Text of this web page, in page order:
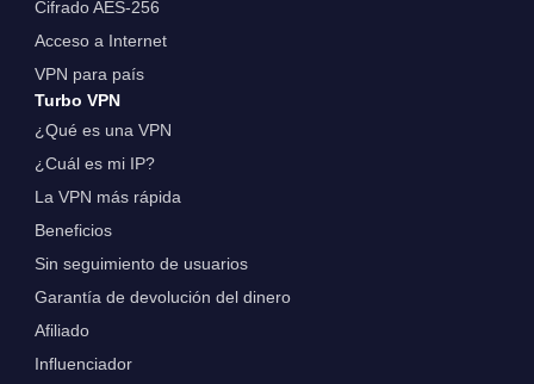
Cifrado AES-256
Acceso a Internet
VPN para país
Turbo VPN
¿Qué es una VPN
¿Cuál es mi IP?
La VPN más rápida
Beneficios
Sin seguimiento de usuarios
Garantía de devolución del dinero
Afiliado
Influenciador